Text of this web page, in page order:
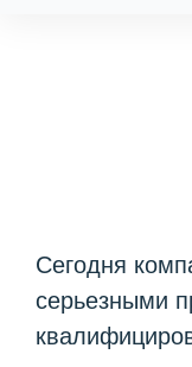
Сегодня
серьезными